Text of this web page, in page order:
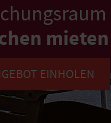
mieten
EINHOLEN